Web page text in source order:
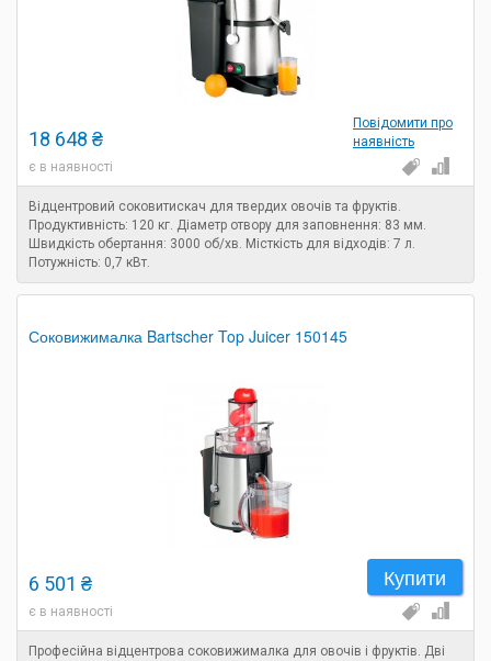
Повідомити про
наявність
18 648 ₴
є в наявності
Відцентровий соковитискач для твердих овочів та фруктів.
Продуктивність: 120 кг. Діаметр отвору для заповнення: 83 мм.
Швидкість обертання: 3000 об/хв. Місткість для відходів: 7 л.
Потужність: 0,7 кВт.
Соковижималка Bartscher Top Juicer 150145
Купити
6 501 ₴
є в наявності
Професійна відцентрова соковижималка для овочів і фруктів. Дві